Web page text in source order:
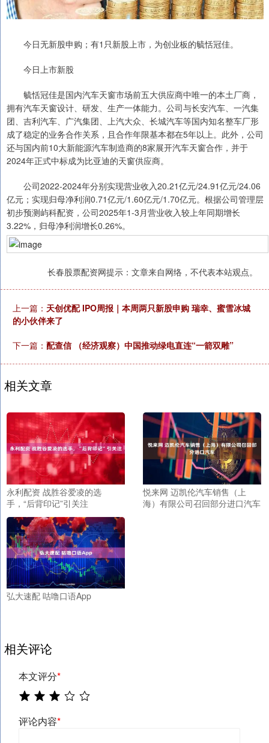
今日无新股申购；有1只新股上市，为创业板的毓恬冠佳。
今日上市新股
毓恬冠佳是国内汽车天窗市场前五大供应商中唯一的本土厂商，
拥有汽车天窗设计、研发、生产一体能力。公司与长安汽车、一汽集
团、吉利汽车、广汽集团、上汽大众、长城汽车等国内知名整车厂形
成了稳定的业务合作关系，且合作年限基本都在5年以上。此外，公司
还与国内前10大新能源汽车制造商的8家展开汽车天窗合作，并于
2024年正式中标成为比亚迪的天窗供应商。
公司2022-2024年分别实现营业收入20.21亿元/24.91亿元/24.06
亿元；实现归母净利润0.71亿元/1.60亿元/1.70亿元。根据公司管理层
初步预测屿科配资，公司2025年1-3月营业收入较上年同期增长
3.22%，归母净利润增长0.26%。
长春股票配资网提示：文章来自网络，不代表本站观点。
上一篇： 天创优配 IPO周报｜本周两只新股申购 瑞幸、蜜雪冰城
的小伙伴来了
下一篇： 配查信 （经济观察）中国推动绿电直连“一箭双雕”
相关文章
永利配资 战胜谷爱凌的选
手，“后背印记”引关注
悦来网 迈凯伦汽车销售（上
海）有限公司召回部分进口汽车
弘大速配 咕噜口语App
相关评论
本文评分*
评论内容*